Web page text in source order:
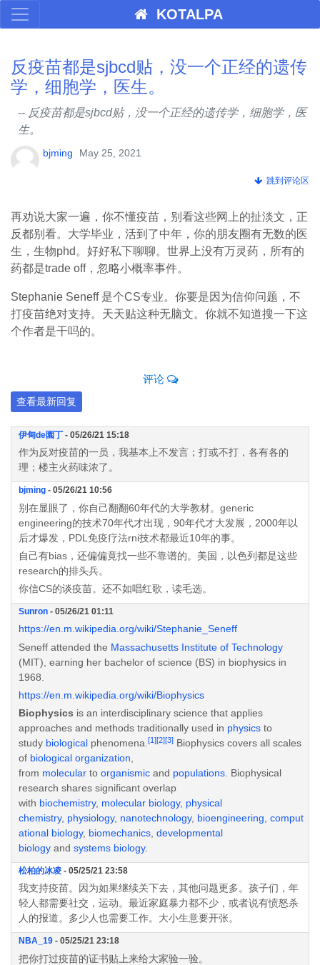
KOTALPA
反疫苗都是sjbcd贴，没一个正经的遗传
学，细胞学，医生。
-- 反疫苗都是sjbcd贴，没一个正经的遗传学，细胞学，医
生。
bjming May 25, 2021
跳到评论区
再劝说大家一遍，你不懂疫苗，别看这些网上的扯淡文，正
反都别看。大学毕业，活到了中年，你的朋友圈有无数的医
生，生物phd。好好私下聊聊。世界上没有万灵药，所有的
药都是trade off，忽略小概率事件。
Stephanie Seneff 是个CS专业。你要是因为信仰问题，不
打疫苗绝对支持。天天贴这种无脑文。你就不知道搜一下这
个作者是干吗的。
评论
查看最新回复
伊甸de園丁 - 05/26/21 15:18
作为反对疫苗的一员，我基本上不发言；打或不打，各有各的
理；楼主火药味浓了。
bjming - 05/26/21 10:56
别在显眼了，你自己翻翻60年代的大学教材。generic
engineering的技术70年代才出现，90年代才大发展，2000年以
后才爆发，PDL免疫疗法rni技术都最近10年的事。
自己有bias，还偏偏竟找一些不靠谱的。美国，以色列都是这些
research的排头兵。
你信CS的谈疫苗。还不如唱红歌，读毛选。
Sunron - 05/26/21 01:11
https://en.m.wikipedia.org/wiki/Stephanie_Seneff
Seneff attended the Massachusetts Institute of Technology
(MIT), earning her bachelor of science (BS) in biophysics in
1968.
https://en.m.wikipedia.org/wiki/Biophysics
Biophysics is an interdisciplinary science that applies
approaches and methods traditionally used in physics to
study biological phenomena. [1][2][3] Biophysics covers all scales
of biological organization
from molecular to organismic and populations . Biophysical
research shares significant overlap
with biochemistry, molecular biology, physical
chemistry, physiology, nanotechnology, bioengineering comput
ational biology, biomechanics developmental
biology and systems biology.
松柏的冰凌 - 05/25/21 23:58
我支持疫苗。因为如果继续关下去，其他问题更多。孩子们，年
轻人都需要社交，运动。最近家庭暴力都不少，或者说有愤怒杀
人的报道。多少人也需要工作。大小生意要开张。
NBA_19 - 05/25/21 23:18
把你打过疫苗的证书贴上来给大家验一验。